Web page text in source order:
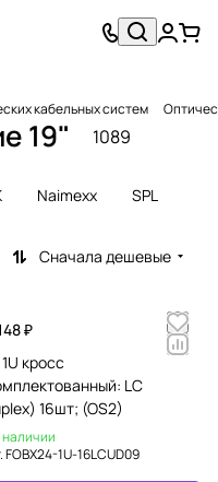
кабельных систем
19" 1089
Naimexx SPL
Сначала дешевые
₽
1U кросс
LC
16шт; (OS2)
наличии
FOBX24-1U-16LCUD09